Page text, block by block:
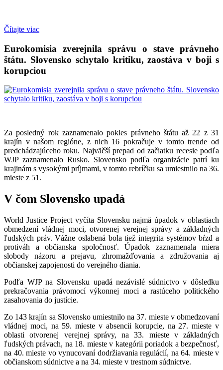
Čítajte viac
Eurokomisia zverejnila správu o stave právneho
štátu. Slovensko schytalo kritiku, zaostáva v boji s
korupciou
Za posledný rok zaznamenalo pokles právneho štátu až 22 z 31
krajín v našom regióne, z nich 16 pokračuje v tomto trende od
predchádzajúceho roku. Najväčší prepad od začiatku recesie podľa
WJP zaznamenalo Rusko. Slovensko podľa organizácie patrí ku
krajinám s vysokými príjmami, v tomto rebríčku sa umiestnilo na 36.
mieste z 51.
V čom Slovensko upadá
World Justice Project vyčíta Slovensku najmä úpadok v oblastiach
obmedzení vládnej moci, otvorenej verejnej správy a základných
ľudských práv. Vážne oslabená bola tiež integrita systémov bŕzd a
protiváh a občianska spoločnosť. Úpadok zaznamenala miera
slobody názoru a prejavu, zhromažďovania a združovania aj
občianskej zapojenosti do verejného diania.
Podľa WJP na Slovensku upadá nezávislé súdnictvo v dôsledku
prekračovania právomocí výkonnej moci a rastúceho politického
zasahovania do justície.
Zo 143 krajín sa Slovensko umiestnilo na 37. mieste v obmedzovaní
vládnej moci, na 59. mieste v absencii korupcie, na 27. mieste v
oblasti otvorenej verejnej správy, na 33. mieste v základných
ľudských právach, na 18. mieste v kategórii poriadok a bezpečnosť,
na 40. mieste vo vynucovaní dodržiavania regulácií, na 64. mieste v
občianskom súdnictve a na 34. mieste v trestnom súdnictve.